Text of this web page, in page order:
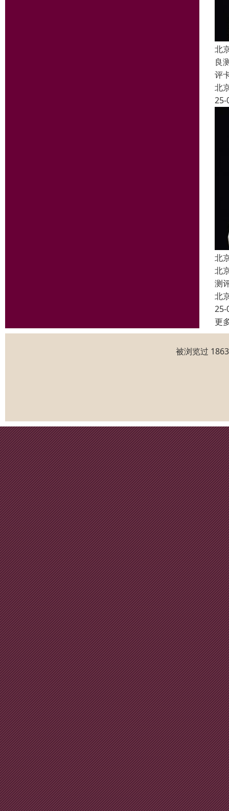
北
良
评
北
25-
北
北
测
北
25-
更
被浏览过